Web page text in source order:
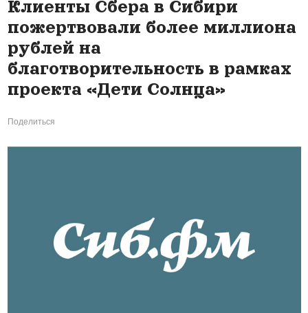
Клиенты Сбера в Сибири
пожертвовали более миллиона
рублей на
благотворительность в рамках
проекта «Дети Солнца»
Поделиться